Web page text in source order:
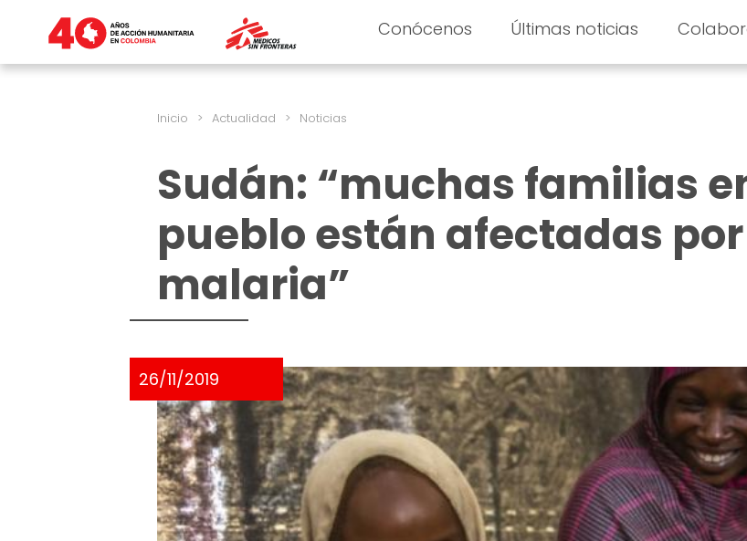
Conócenos Últimas noticias
Inicio > Actualidad > Noticias
Sudán: “muchas familias
pueblo están afectadas
malaria”
26/11/2019